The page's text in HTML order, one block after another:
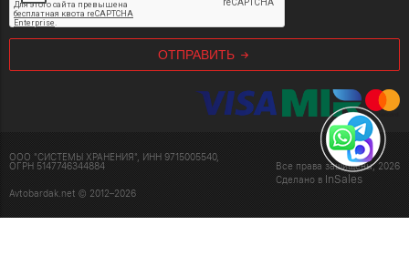
ОТПРАВИТЬ
ООО "СИСТЕМЫ ХРАНЕНИЯ", ИНН 9715005540,
ОГРН 5147746344884
Avtobardak.net © 2012–2026
Все права защищены, 2026
Сделано в InSales